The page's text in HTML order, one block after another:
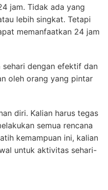
jam. Tidak ada yang
lebih singkat. Tetapi
memanfaatkan 24 jam
dengan efektif dan
oleh orang yang pintar
diri. Kalian harus tegas
semua rencana
kemampuan ini, kalian
untuk aktivitas sehari-